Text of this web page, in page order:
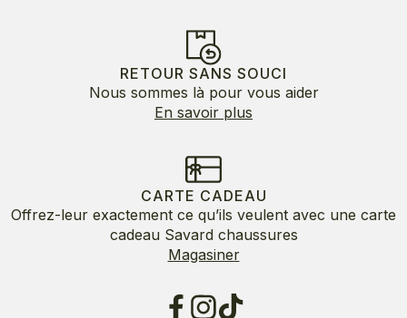
RETOUR SANS SOUCI
Nous sommes là pour vous aider
En savoir plus
CARTE CADEAU
Offrez-leur exactement ce qu’ils veulent avec une carte
cadeau Savard chaussures
Magasiner